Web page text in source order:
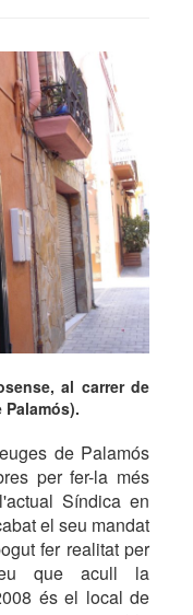
al carrer de
de Palamós
per fer-la més
Síndica en
el seu mandat
fer realitat per
que acull la
és el local de